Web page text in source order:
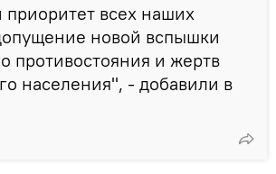
всех наших
новой вспышки
противостояния и жертв
населения", - добавили в